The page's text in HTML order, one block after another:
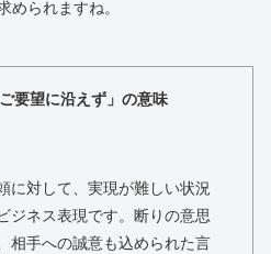
められますね。
要望に沿えず」の意味
に対して、実現が難しい状況
ジネス表現です。断りの意思
相手への誠意も込められた言